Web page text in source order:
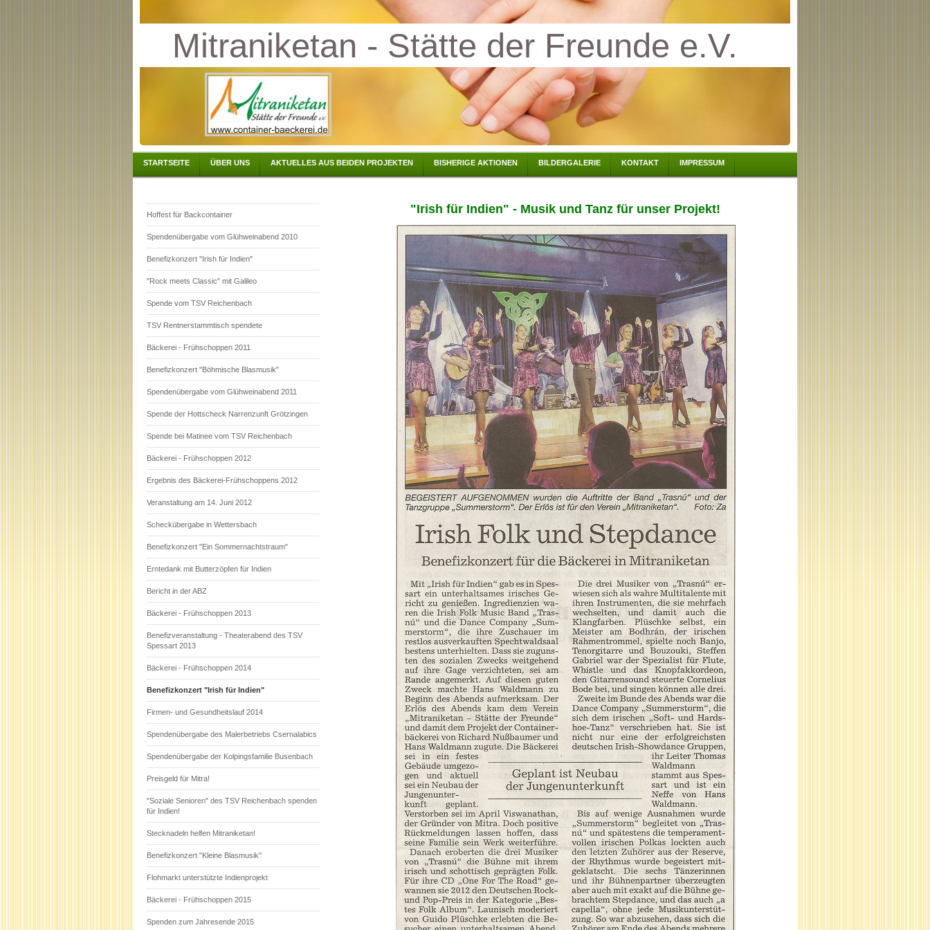
Mitraniketan - Stätte der Freunde e.V.
STARTSEITE ÜBER UNS AKTUELLES AUS BEIDEN PROJEKTEN BISHERIGE AKTIONEN BILDERGALERIE KONTAKT IMPRESSUM
Hoffest für Backcontainer
Spendenübergabe vom Glühweinabend 2010
Benefizkonzert "Irish für Indien"
"Rock meets Classic" mit Galileo
Spende vom TSV Reichenbach
TSV Rentnerstammtisch spendete
Bäckerei - Frühschoppen 2011
Benefizkonzert "Böhmische Blasmusik"
Spendenübergabe vom Glühweinabend 2011
Spende der Hottscheck Narrenzunft Grötzingen
Spende bei Matinee vom TSV Reichenbach
Bäckerei - Frühschoppen 2012
Ergebnis des Bäckerei-Frühschoppens 2012
Veranstaltung am 14. Juni 2012
Scheckübergabe in Wettersbach
Benefizkonzert "Ein Sommernachtstraum"
Erntedank mit Butterzöpfen für Indien
Bericht in der ABZ
Bäckerei - Frühschoppen 2013
Benefizveranstaltung - Theaterabend des TSV
Spessart 2013
Bäckerei - Frühschoppen 2014
Benefizkonzert "Irish für Indien"
Firmen- und Gesundheitslauf 2014
Spendenübergabe des Malerbetriebs Csernalabics
Spendenübergabe der Kolpingsfamilie Busenbach
Preisgeld für Mitra!
"Soziale Senioren" des TSV Reichenbach spenden
für Indien!
Stecknadeln helfen Mitraniketan!
Benefizkonzert "Kleine Blasmusik"
Flohmarkt unterstützte Indienprojekt
Bäckerei - Frühschoppen 2015
Spenden zum Jahresende 2015
"Irish für Indien" - Musik und Tanz für unser Projekt!